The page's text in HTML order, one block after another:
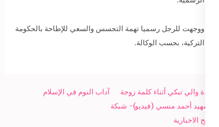
ووجهت للرجل رسميا تهمة التجسس والسعي للإطاحة بالحكومة
التركية، بحسب الوكالة.
Post
navigation
آداب النوم في الإسلام
غادة والي تبكي أثناء كلمة زوجة
الشهيد أحمد منسي (فيديو)- شبكة
سبح الاخبارية